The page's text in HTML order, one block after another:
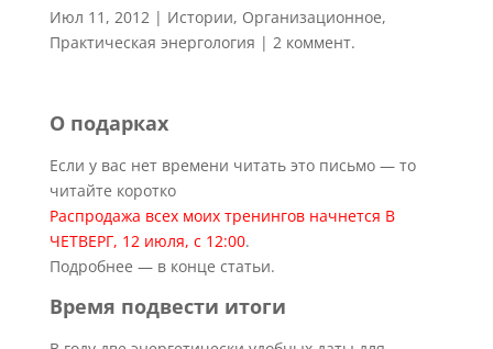
Июл 11, 2012| Истории, Организационное,
Практическая энергология | 2 коммент.
О подарках
Если у вас нет времени читать это письмо — то
читайте коротко
Распродажа всех моих тренингов начнется В
ЧЕТВЕРГ, 12 июля, с 12:00.
Подробнее — в конце статьи.
Время подвести итоги